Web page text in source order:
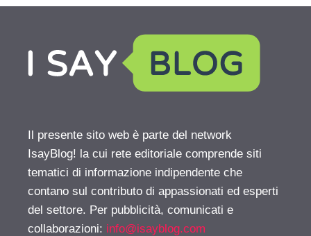
Il presente sito web è parte del network
IsayBlog! la cui rete editoriale comprende siti
tematici di informazione indipendente che
contano sul contributo di appassionati ed esperti
del settore. Per pubblicità, comunicati e
collaborazioni: info@isayblog.com